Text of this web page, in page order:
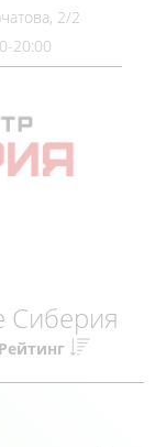
2/2
20:00
Сиберия
Рейтинг